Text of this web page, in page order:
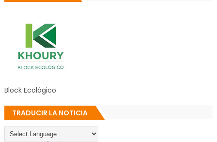
Block Ecológico
TRADUCIR LA NOTICIA